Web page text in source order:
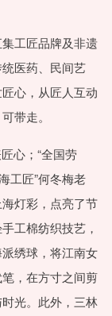
工匠品牌及非遗
医药、民间艺
心，从匠人互动
带走。
心；“全国劳
工匠”何冬梅老
灯彩，点亮了节
工棉纺织技艺，
绣球，将江南女
，在方寸之间剪
光。此外，三林